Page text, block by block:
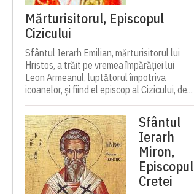
Mărturisitorul, Episcopul
Cizicului
Sfântul Ierarh Emilian, mărturisitorul lui
Hristos, a trăit pe vremea împărăției lui
Leon Armeanul, luptătorul împotriva
icoanelor, și fiind el episcop al Cizicului, de...
Sfântul
Ierarh
Miron,
Episcopul
Cretei